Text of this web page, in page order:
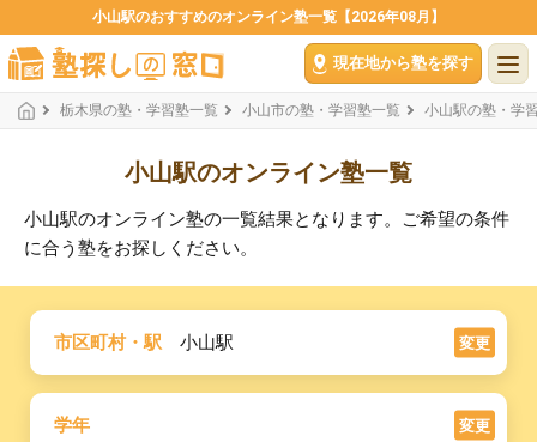
小山駅のおすすめのオンライン塾一覧【2026年08月】
現在地から塾を探す
栃木県の塾・学習塾一覧 小山市の塾・学習塾一覧 小山駅の塾・学
小山駅のオンライン塾一覧
小山駅のオンライン塾の一覧結果となります。ご希望の条件
に合う塾をお探しください。
市区町村・駅 小山駅 変更
学年 変更